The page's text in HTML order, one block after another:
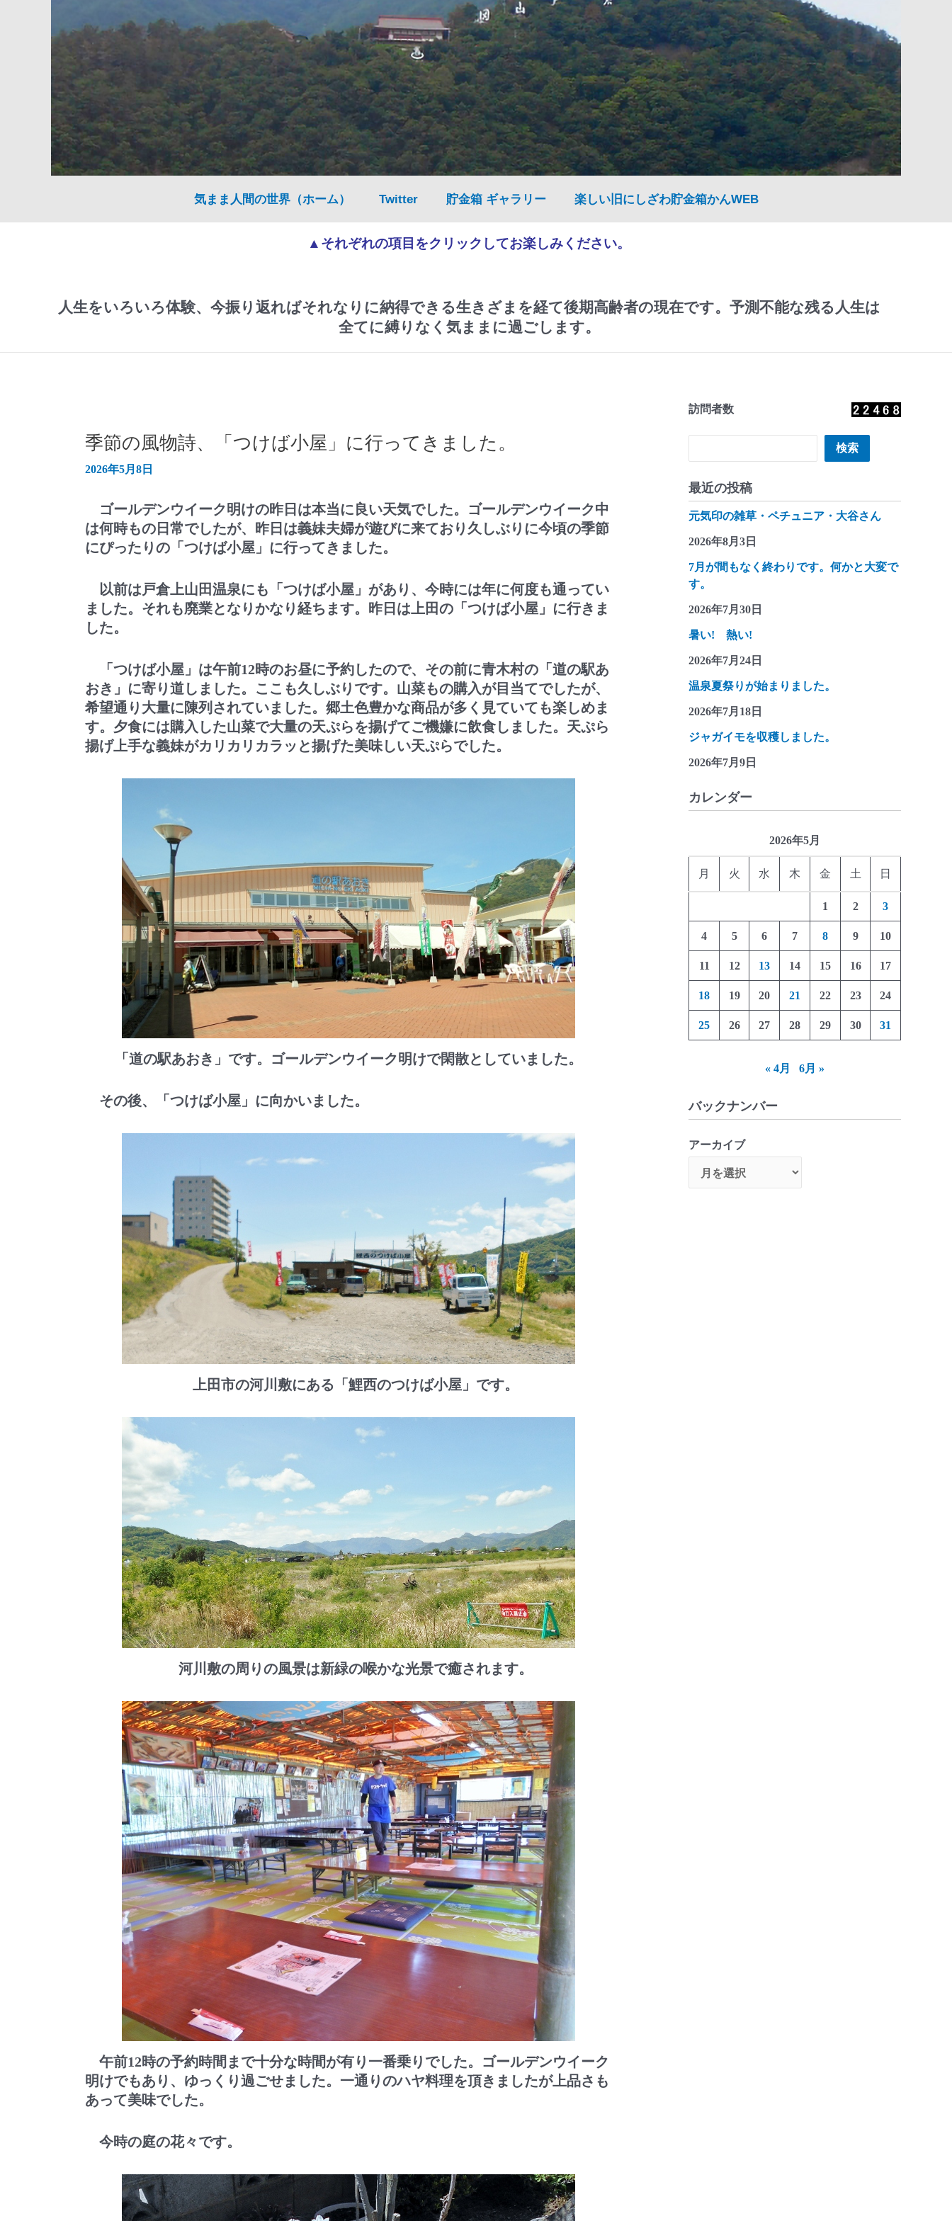
気まま人間の世界（ホーム） Twitter 貯金箱 ギャラリー 楽しい旧にしざわ貯金箱かんWEB
▲それぞれの項目をクリックしてお楽しみください。
人生をいろいろ体験、今振り返ればそれなりに納得できる生きざまを経て後期高齢者の現在です。予測不能な残る人生は
全てに縛りなく気ままに過ごします。
季節の風物詩、「つけば小屋」に行ってきました。
2026年5月8日
ゴールデンウイーク明けの昨日は本当に良い天気でした。ゴールデンウイーク中
は何時もの日常でしたが、昨日は義妹夫婦が遊びに来ており久しぶりに今頃の季節
にぴったりの「つけば小屋」に行ってきました。
以前は戸倉上山田温泉にも「つけば小屋」があり、今時には年に何度も通ってい
ました。それも廃業となりかなり経ちます。昨日は上田の「つけば小屋」に行きま
した。
「つけば小屋」は午前12時のお昼に予約したので、その前に青木村の「道の駅あ
おき」に寄り道しました。ここも久しぶりです。山菜もの購入が目当てでしたが、
希望通り大量に陳列されていました。郷土色豊かな商品が多く見ていても楽しめま
す。夕食には購入した山菜で大量の天ぷらを揚げてご機嫌に飲食しました。天ぷら
揚げ上手な義妹がカリカリカラッと揚げた美味しい天ぷらでした。
「道の駅あおき」です。ゴールデンウイーク明けで閑散としていました。
その後、「つけば小屋」に向かいました。
上田市の河川敷にある「鯉西のつけば小屋」です。
河川敷の周りの風景は新緑の喉かな光景で癒されます。
午前12時の予約時間まで十分な時間が有り一番乗りでした。ゴールデンウイーク
明けでもあり、ゆっくり過ごせました。一通りのハヤ料理を頂きましたが上品さも
あって美味でした。
今時の庭の花々です。
訪問者数
検索
最近の投稿
元気印の雑草・ペチュニア・大谷さん
2026年8月3日
7月が間もなく終わりです。何かと大変で
す。
2026年7月30日
暑い! 熱い!
2026年7月24日
温泉夏祭りが始まりました。
2026年7月18日
ジャガイモを収穫しました。
2026年7月9日
カレンダー
2026年5月
月 火 水 木 金 土 日
1 2 3
4 5 6 7 8 9 10
11 12 13 14 15 16 17
18 19 20 21 22 23 24
25 26 27 28 29 30 31
« 4月 6月 »
バックナンバー
アーカイブ